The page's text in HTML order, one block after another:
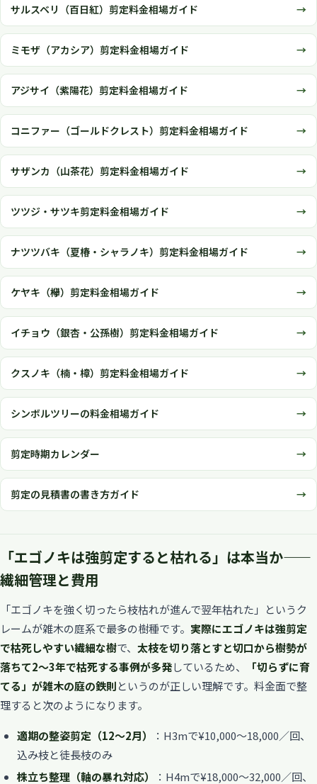
サルスベリ（百日紅）剪定料金相場ガイド
ミモザ（アカシア）剪定料金相場ガイド
アジサイ（紫陽花）剪定料金相場ガイド
コニファー（ゴールドクレスト）剪定料金相場ガイド
サザンカ（山茶花）剪定料金相場ガイド
ツツジ・サツキ剪定料金相場ガイド
ナツツバキ（夏椿・シャラノキ）剪定料金相場ガイド
ケヤキ（欅）剪定料金相場ガイド
イチョウ（銀杏・公孫樹）剪定料金相場ガイド
クスノキ（楠・樟）剪定料金相場ガイド
シンボルツリーの料金相場ガイド
剪定時期カレンダー
剪定の見積書の書き方ガイド
「エゴノキは強剪定すると枯れる」は本当か——
繊細管理と費用
「エゴノキを強く切ったら枝枯れが進んで翌年枯れた」というク
レームが雑木の庭系で最多の樹種です。 実際にエゴノキは強剪定
で枯死しやすい繊細な樹で、 太枝を切り落とすと切口から樹勢が
落ちて2〜3年で枯死する事例が多発しているため、
「切らずに育
てる」が雑木の庭の鉄則というのが正しい理解です。料金面で整
理すると次のようになります。
適期の整姿剪定（12〜2月）
：H3mで¥10,000〜18,000／回、
込み枝と徒長枝のみ
株立ち整理（軸の暴れ対応）
：H4mで¥18,000〜32,000／回、